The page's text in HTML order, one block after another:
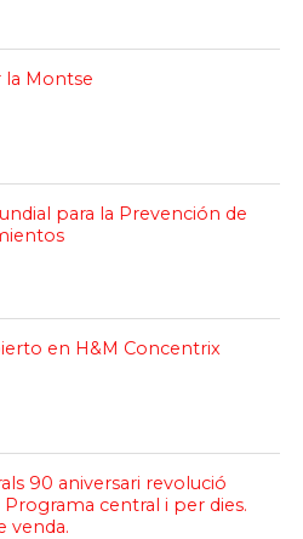
la Montse
para la Prevención de
en H&M Concentrix
90 aniversari revolució
Programa central i per dies.
venda.